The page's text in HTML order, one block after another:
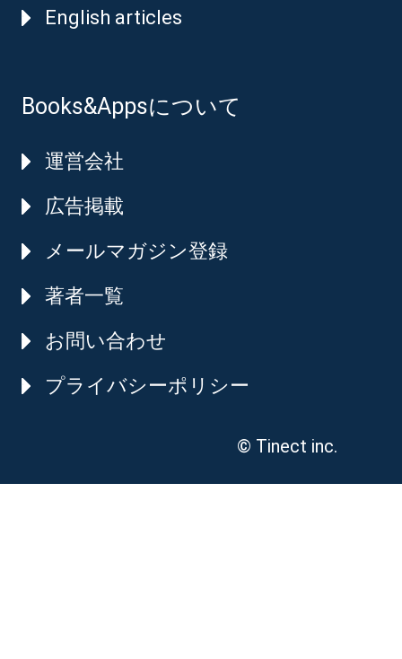
English articles
Books&Appsについて
運営会社
広告掲載
メールマガジン登録
著者一覧
お問い合わせ
プライバシーポリシー
© Tinect inc.